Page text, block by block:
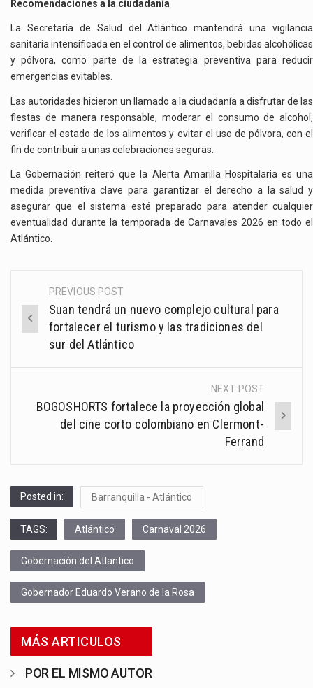
Recomendaciones a la ciudadanía
La Secretaría de Salud del Atlántico mantendrá una vigilancia
sanitaria intensificada en el control de alimentos, bebidas alcohólicas
y pólvora, como parte de la estrategia preventiva para reducir
emergencias evitables.
Las autoridades hicieron un llamado a la ciudadanía a disfrutar de las
fiestas de manera responsable, moderar el consumo de alcohol,
verificar el estado de los alimentos y evitar el uso de pólvora, con el
fin de contribuir a unas celebraciones seguras.
La Gobernación reiteró que la Alerta Amarilla Hospitalaria es una
medida preventiva clave para garantizar el derecho a la salud y
asegurar que el sistema esté preparado para atender cualquier
eventualidad durante la temporada de Carnavales 2026 en todo el
Atlántico.
Post
navigation
PREVIOUS POST
Suan tendrá un nuevo complejo cultural para
fortalecer el turismo y las tradiciones del
sur del Atlántico
NEXT POST
BOGOSHORTS fortalece la proyección global
del cine corto colombiano en Clermont-
Ferrand
Posted in: Barranquilla - Atlántico
TAGS: Atlántico Carnaval 2026
Gobernación del Atlantico
Gobernador Eduardo Verano de la Rosa
MÁS ARTICULOS
POR EL MISMO AUTOR